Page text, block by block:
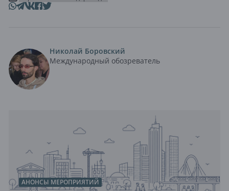
Николай Боровский
Международный обозреватель
АНОНСЫ МЕРОПРИЯТИЙ